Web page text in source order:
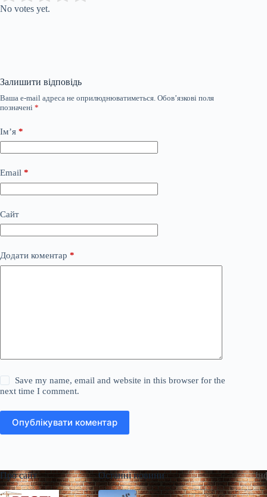
No votes yet.
Залишити відповідь
Ваша e-mail адреса не оприлюднюватиметься. Обов’язкові поля
позначені *
Ім’я *
Email *
Сайт
Додати коментар *
Save my name, email and website in this browser for the
next time I comment.
Опублікувати коментар
Про сайт Останні новини